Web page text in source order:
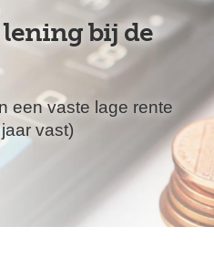
lening bij de
een vaste lage rente
vast)